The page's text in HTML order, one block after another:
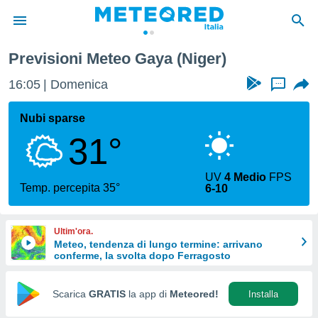
di
per
le
di
Web
Previsioni Meteo Gaya (Niger)
16:05 Domenica ...
Nubi sparse
31°
Temp. percepita 35°
UV4 Medio FPS
6-10
Ultim'ora.
Meteo, tendenza di lungo termine: arrivano
conferme, la svolta dopo Ferragosto
Scarica GRATIS la app di Meteored! Installa